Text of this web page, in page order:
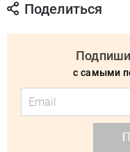
Поделиться
с самыми